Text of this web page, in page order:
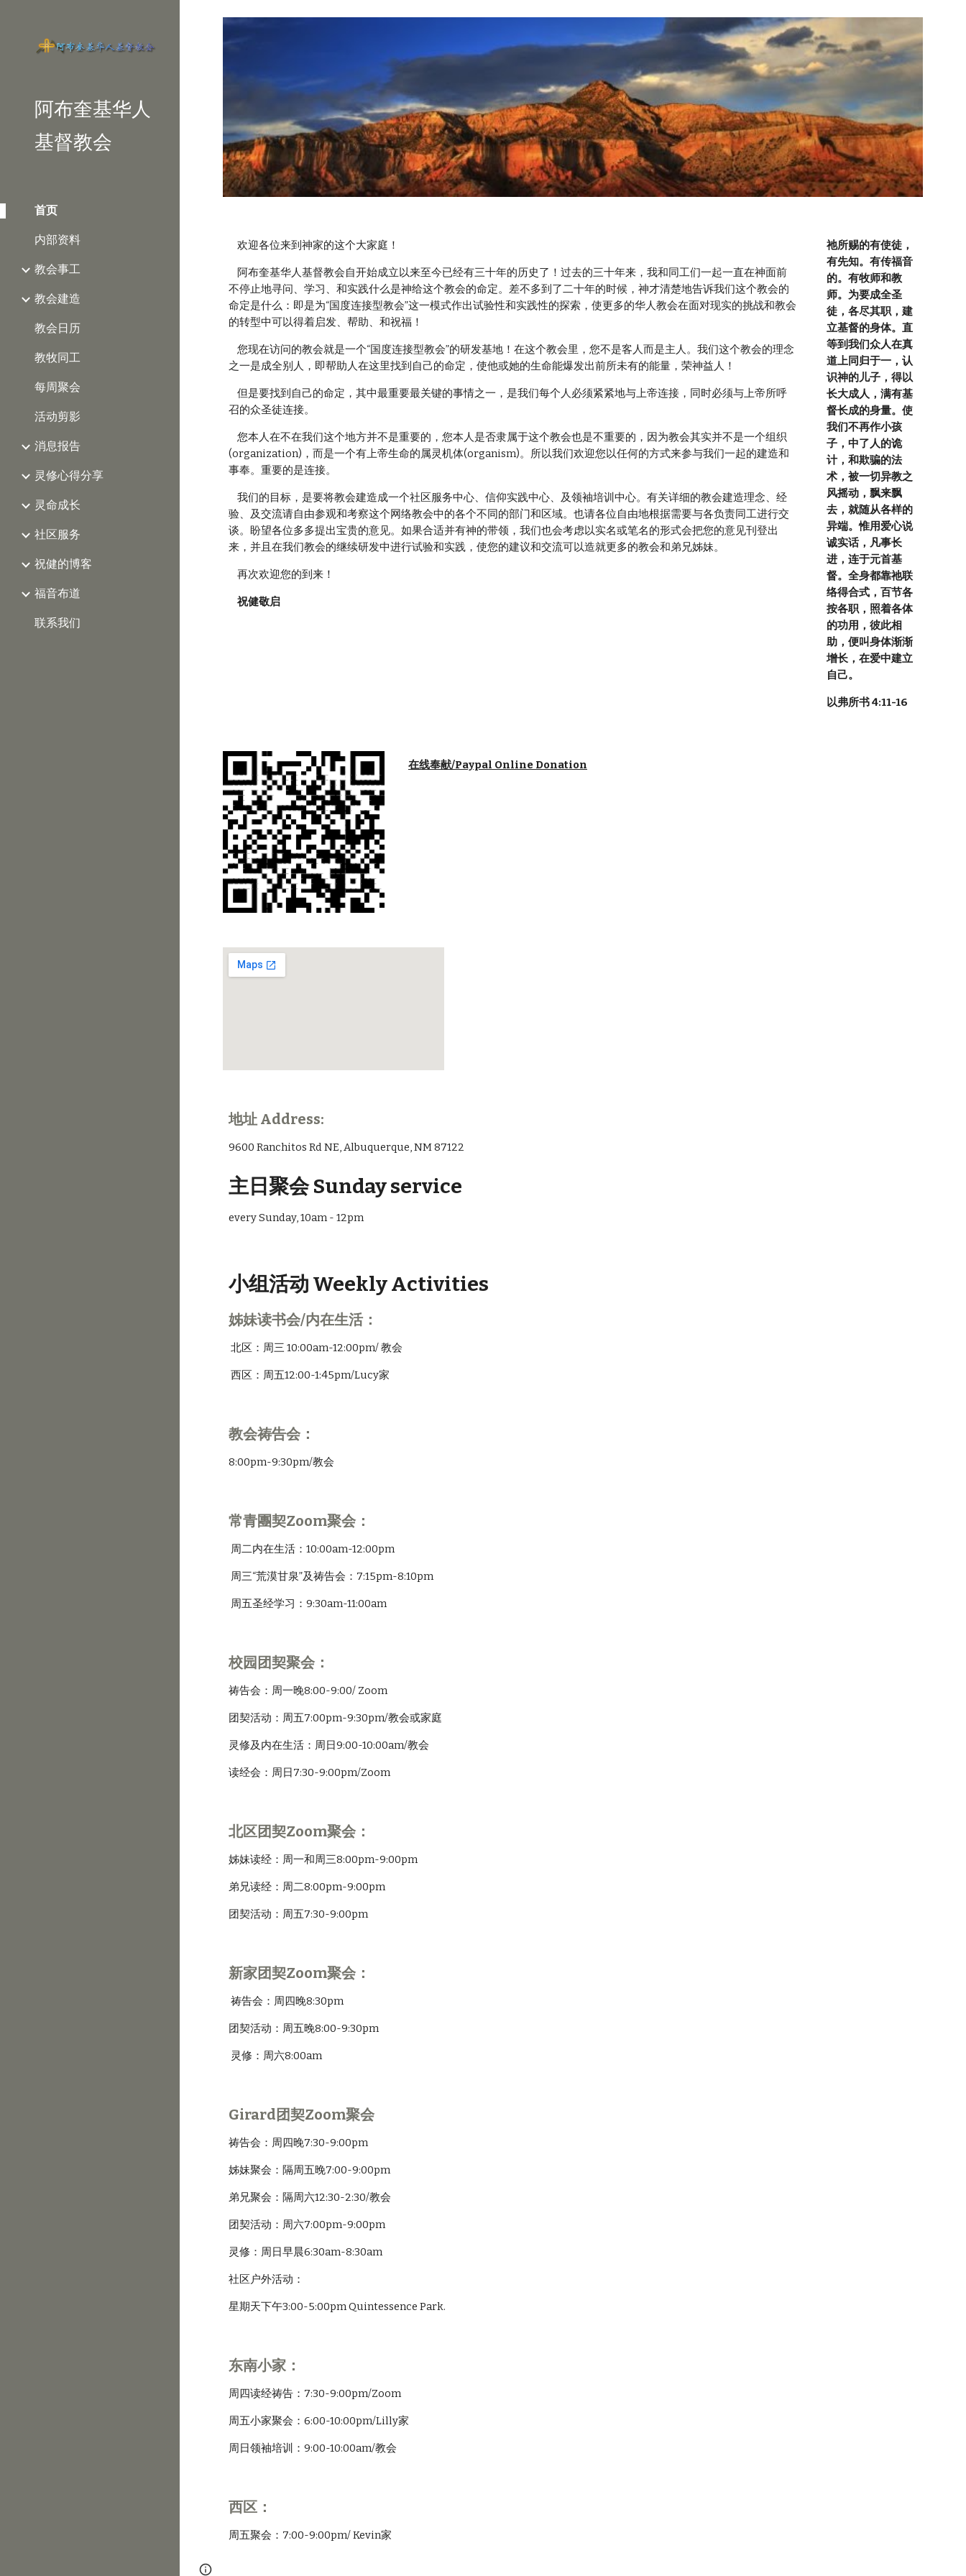
阿布奎基华人
基督教会
首页
内部资料
教会事工
教会建造
教会日历
教牧同工
每周聚会
活动剪影
消息报告
灵修心得分享
灵命成长
社区服务
祝健的博客
福音布道
联系我们
    欢迎各位来到神家的这个大家庭！
不停止地寻问、学习、和实践什么是神给这个教会的命定。差不多到了二十年的时候，神才清楚地告诉我们这个教会的
命定是什么：即是为“国度连接型教会”这一模式作出试验性和实践性的探索，使更多的华人教会在面对现实的挑战和教会
的转型中可以得着启发、帮助、和祝福！
    您现在访问的教会就是一个“国度连接型教会”的研发基地！在这个教会里，您不是客人而是主人。我们这个教会的理念
之一是成全别人，即帮助人在这里找到自己的命定，使他或她的生命能爆发出前所未有的能量，荣神益人！
    但是要找到自己的命定，其中最重要最关键的事情之一，是我们每个人必须紧紧地与上帝连接，同时必须与上帝所呼
召的众圣徒连接。
    您本人在不在我们这个地方并不是重要的，您本人是否隶属于这个教会也是不重要的，因为教会其实并不是一个组织
(organization)，而是一个有上帝生命的属灵机体(organism)。所以我们欢迎您以任何的方式来参与我们一起的建造和
事奉。重要的是连接。
    我们的目标，是要将教会建造成一个社区服务中心、信仰实践中心、及领袖培训中心。有关详细的教会建造理念、经
验、及交流请自由参观和考察这个网络教会中的各个不同的部门和区域。也请各位自由地根据需要与各负责同工进行交
谈。盼望各位多多提出宝贵的意见。如果合适并有神的带领，我们也会考虑以实名或笔名的形式会把您的意见刊登出
来，并且在我们教会的继续研发中进行试验和实践，使您的建议和交流可以造就更多的教会和弟兄姊妹。
    再次欢迎您的到来！
祝健敬启
祂所赐的有使徒，
有先知。有传福音
的。有牧师和教
师。为要成全圣
徒，各尽其职，建
立基督的身体。直
等到我们众人在真
道上同归于一，认
识神的儿子，得以
长大成人，满有基
督长成的身量。使
我们不再作小孩
子，中了人的诡
计，和欺骗的法
术，被一切异教之
风摇动，飘来飘
去，就随从各样的
异端。惟用爱心说
诚实话，凡事长
进，连于元首基
督。全身都靠祂联
络得合式，百节各
按各职，照着各体
的功用，彼此相
助，便叫身体渐渐
增长，在爱中建立
自己。
以弗所书 4:11-16
在线奉献/Paypal Online Donation
地址 Address:
9600 Ranchitos Rd NE, Albuquerque, NM 87122
主日聚会 Sunday service
every Sunday, 10am - 12pm
小组活动 Weekly Activities
姊妹读书会/内在生活：
北区：周三 10:00am-12:00pm/ 教会
西区：周五12:00-1:45pm/Lucy家
教会祷告会：
8:00pm-9:30pm/教会
常青團契Zoom聚会：
周二内在生活：10:00am-12:00pm
周三“荒漠甘泉”及祷告会：7:15pm-8:10pm
周五圣经学习：9:30am-11:00am
校园团契聚会：
祷告会：周一晚8:00-9:00/ Zoom
团契活动：周五7:00pm-9:30pm/教会或家庭
灵修及内在生活：周日9:00-10:00am/教会
读经会：周日7:30-9:00pm/Zoom
北区团契Zoom聚会：
姊妹读经：周一和周三8:00pm-9:00pm
弟兄读经：周二8:00pm-9:00pm
团契活动：周五7:30-9:00pm
新家团契Zoom聚会：
祷告会：周四晚8:30pm
团契活动：周五晚8:00-9:30pm
灵修：周六8:00am
Girard团契Zoom聚会
祷告会：周四晚7:30-9:00pm
姊妹聚会：隔周五晚7:00-9:00pm
弟兄聚会：隔周六12:30-2:30/教会
团契活动：周六7:00pm-9:00pm
灵修：周日早晨6:30am-8:30am
社区户外活动：
星期天下午3:00-5:00pm Quintessence Park.
东南小家：
周四读经祷告：7:30-9:00pm/Zoom
周五小家聚会：6:00-10:00pm/Lilly家
周日领袖培训：9:00-10:00am/教会
西区：
周五聚会：7:00-9:00pm/ Kevin家